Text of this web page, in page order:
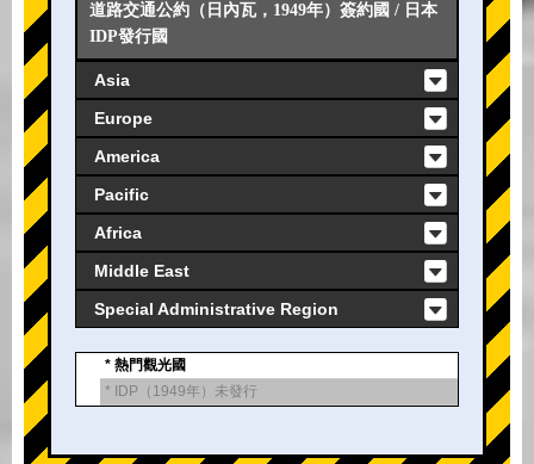
道路交通公約（日內瓦，1949年）簽約國 / 日本
IDP發行國
Asia
Europe
America
Pacific
Africa
Middle East
Special Administrative Region
* 熱門觀光國
* IDP（1949年）未發行